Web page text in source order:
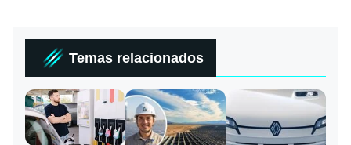
Temas relacionados